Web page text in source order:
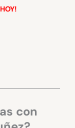
con